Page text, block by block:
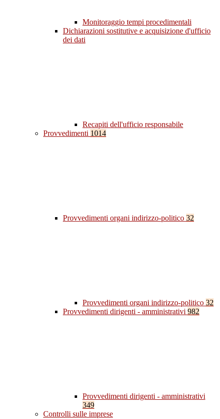
Monitoraggio tempi procedimentali
Dichiarazioni sostitutive e acquisizione d'ufficio
dei dati
Recapiti dell'ufficio responsabile
Provvedimenti 1014
Provvedimenti organi indirizzo-politico 32
Provvedimenti organi indirizzo-politico 32
Provvedimenti dirigenti - amministrativi 982
Provvedimenti dirigenti - amministrativi
349
Controlli sulle imprese